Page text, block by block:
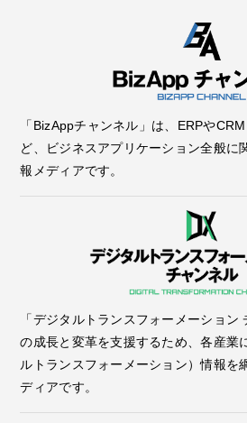
「BizAppチャンネル」は、ERPや
ど、ビジネスアプリケーション全般に
報メディアです。
「デジタルトランスフォーメーション
の成長と変革を支援するため、各産業
ルトランスフォーメーション）情報を
ディアです。